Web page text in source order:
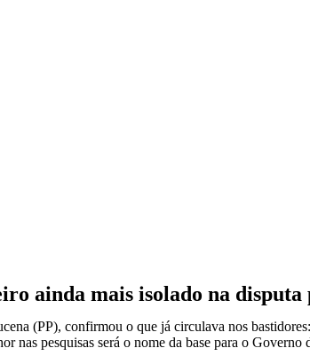
ainda mais isolado na disputa
(PP), confirmou o que já circulava nos
pesquisas será o nome da base para o Governo